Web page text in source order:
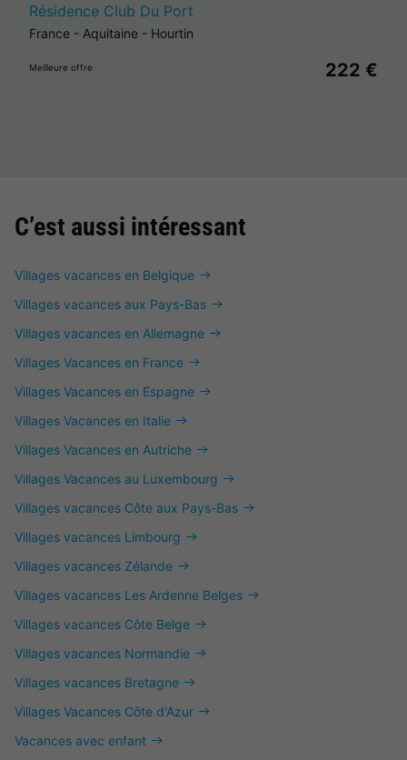
Résidence Club Du Port
France - Aquitaine - Hourtin
Meilleure offre 222 €
C’est aussi intéressant
Villages vacances en Belgique
Villages vacances aux Pays-Bas
Villages vacances en Allemagne
Villages Vacances en France
Villages Vacances en Espagne
Villages Vacances en Italie
Villages Vacances en Autriche
Villages Vacances au Luxembourg
Villages vacances Côte aux Pays-Bas
Villages vacances Limbourg
Villages vacances Zélande
Villages vacances Les Ardenne Belges
Villages vacances Côte Belge
Villages vacances Normandie
Villages vacances Bretagne
Villages Vacances Côte d'Azur
Vacances avec enfant